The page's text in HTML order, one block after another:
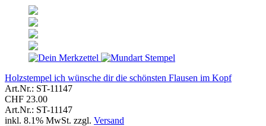
Holzstempel ich wünsche dir die schönsten Flausen im Kopf
Art.Nr.: ST-11147
CHF 23.00
Art.Nr.: ST-11147
inkl. 8.1% MwSt. zzgl. Versand